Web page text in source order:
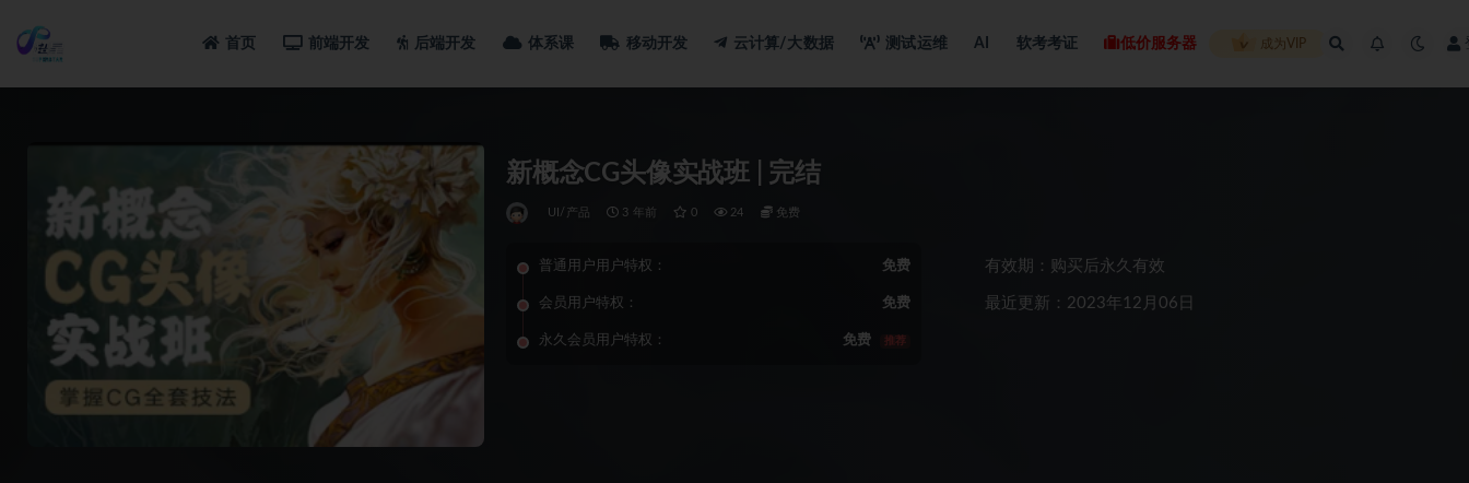
首页 前端开发 后端开发 体系课 移动开发 云计算/大数据 测试运维 AI 软考考证 低价服务器 成为VIP
新概念CG头像实战班 | 完结
UI/产品 3 年前 0 24 免费
普通用户用户特权： 免费
会员用户特权： 免费
永久会员用户特权： 免费 推荐
有效期：购买后永久有效
最近更新：2023年12月06日